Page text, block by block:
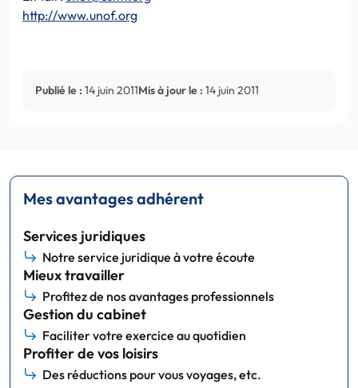
http://www.unof.org
Publié le : 14 juin 2011Mis à jour le : 14 juin 2011
Mes avantages adhérent
Services juridiques
Notre service juridique à votre écoute
Mieux travailler
Profitez de nos avantages professionnels
Gestion du cabinet
Faciliter votre exercice au quotidien
Profiter de vos loisirs
Des réductions pour vous voyages, etc.